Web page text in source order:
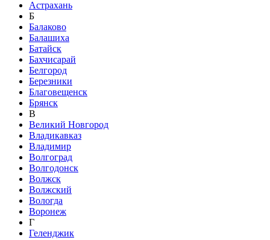
Астрахань
Б
Балаково
Балашиха
Батайск
Бахчисарай
Белгород
Березники
Благовещенск
Брянск
В
Великий Новгород
Владикавказ
Владимир
Волгоград
Волгодонск
Волжск
Волжский
Вологда
Воронеж
Г
Геленджик